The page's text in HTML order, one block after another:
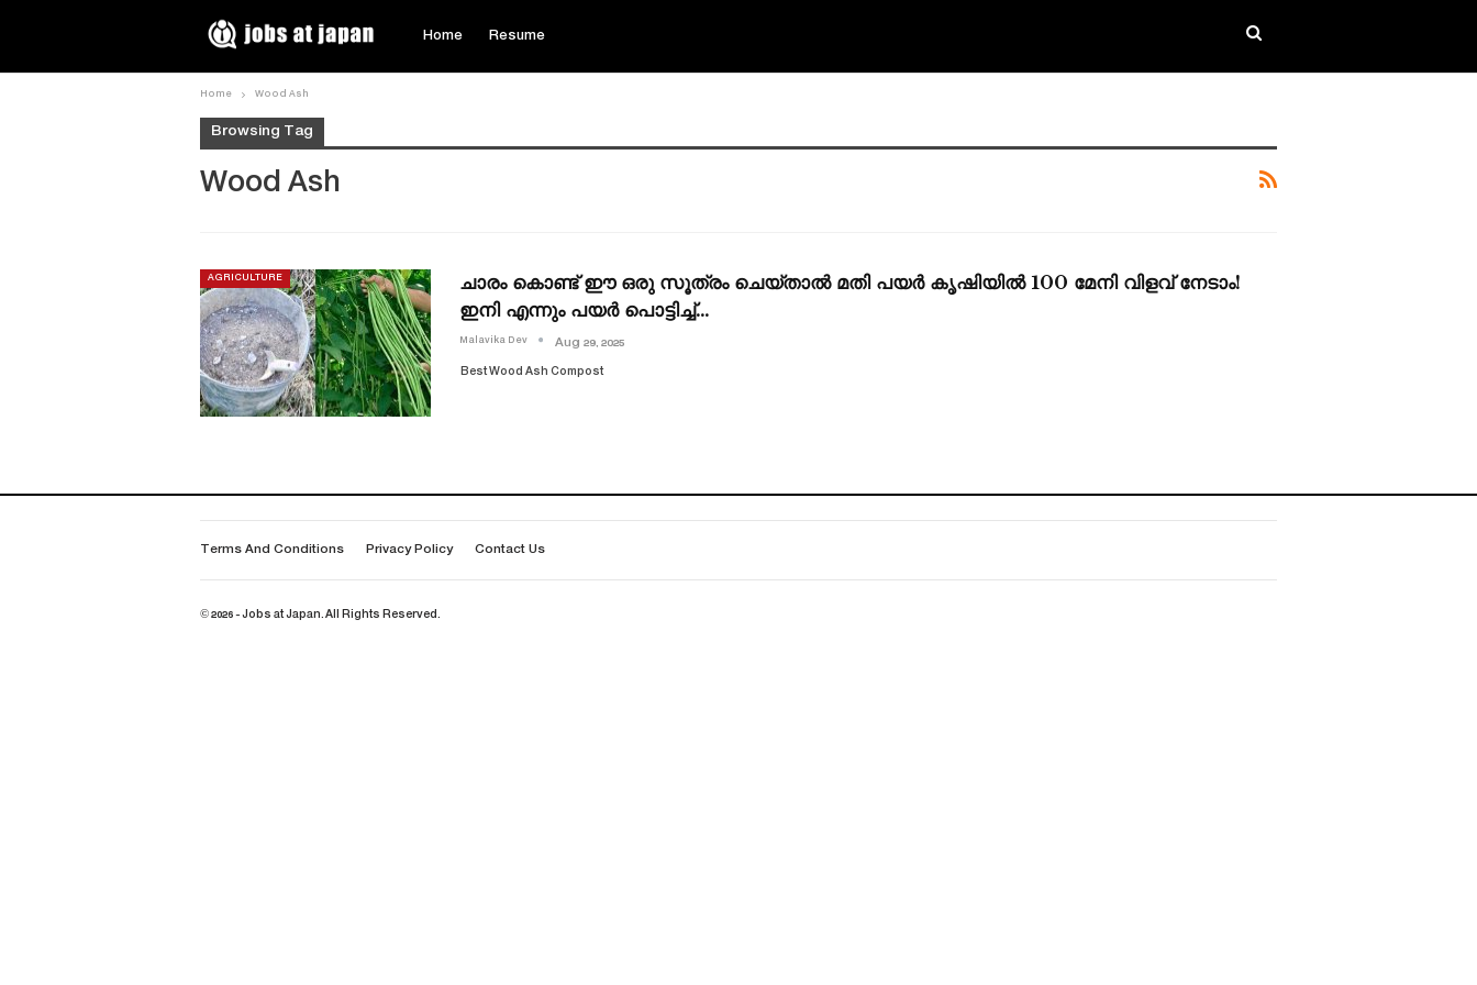
Home Resume
Home Wood Ash
Browsing Tag
Wood Ash
AGRICULTURE
ചാരം കൊണ്ട് ഈ ഒരു സൂത്രം ചെയ്താൽ മതി പയർ കൃഷിയിൽ 100 മേനി വിളവ് നേടാം!
ഇനി എന്നും പയർ പൊട്ടിച്ച്…
Malavika Dev Aug 29, 2025
Best Wood Ash Compost
Terms And Conditions Privacy Policy Contact Us
© 2026 - Jobs at Japan. All Rights Reserved.